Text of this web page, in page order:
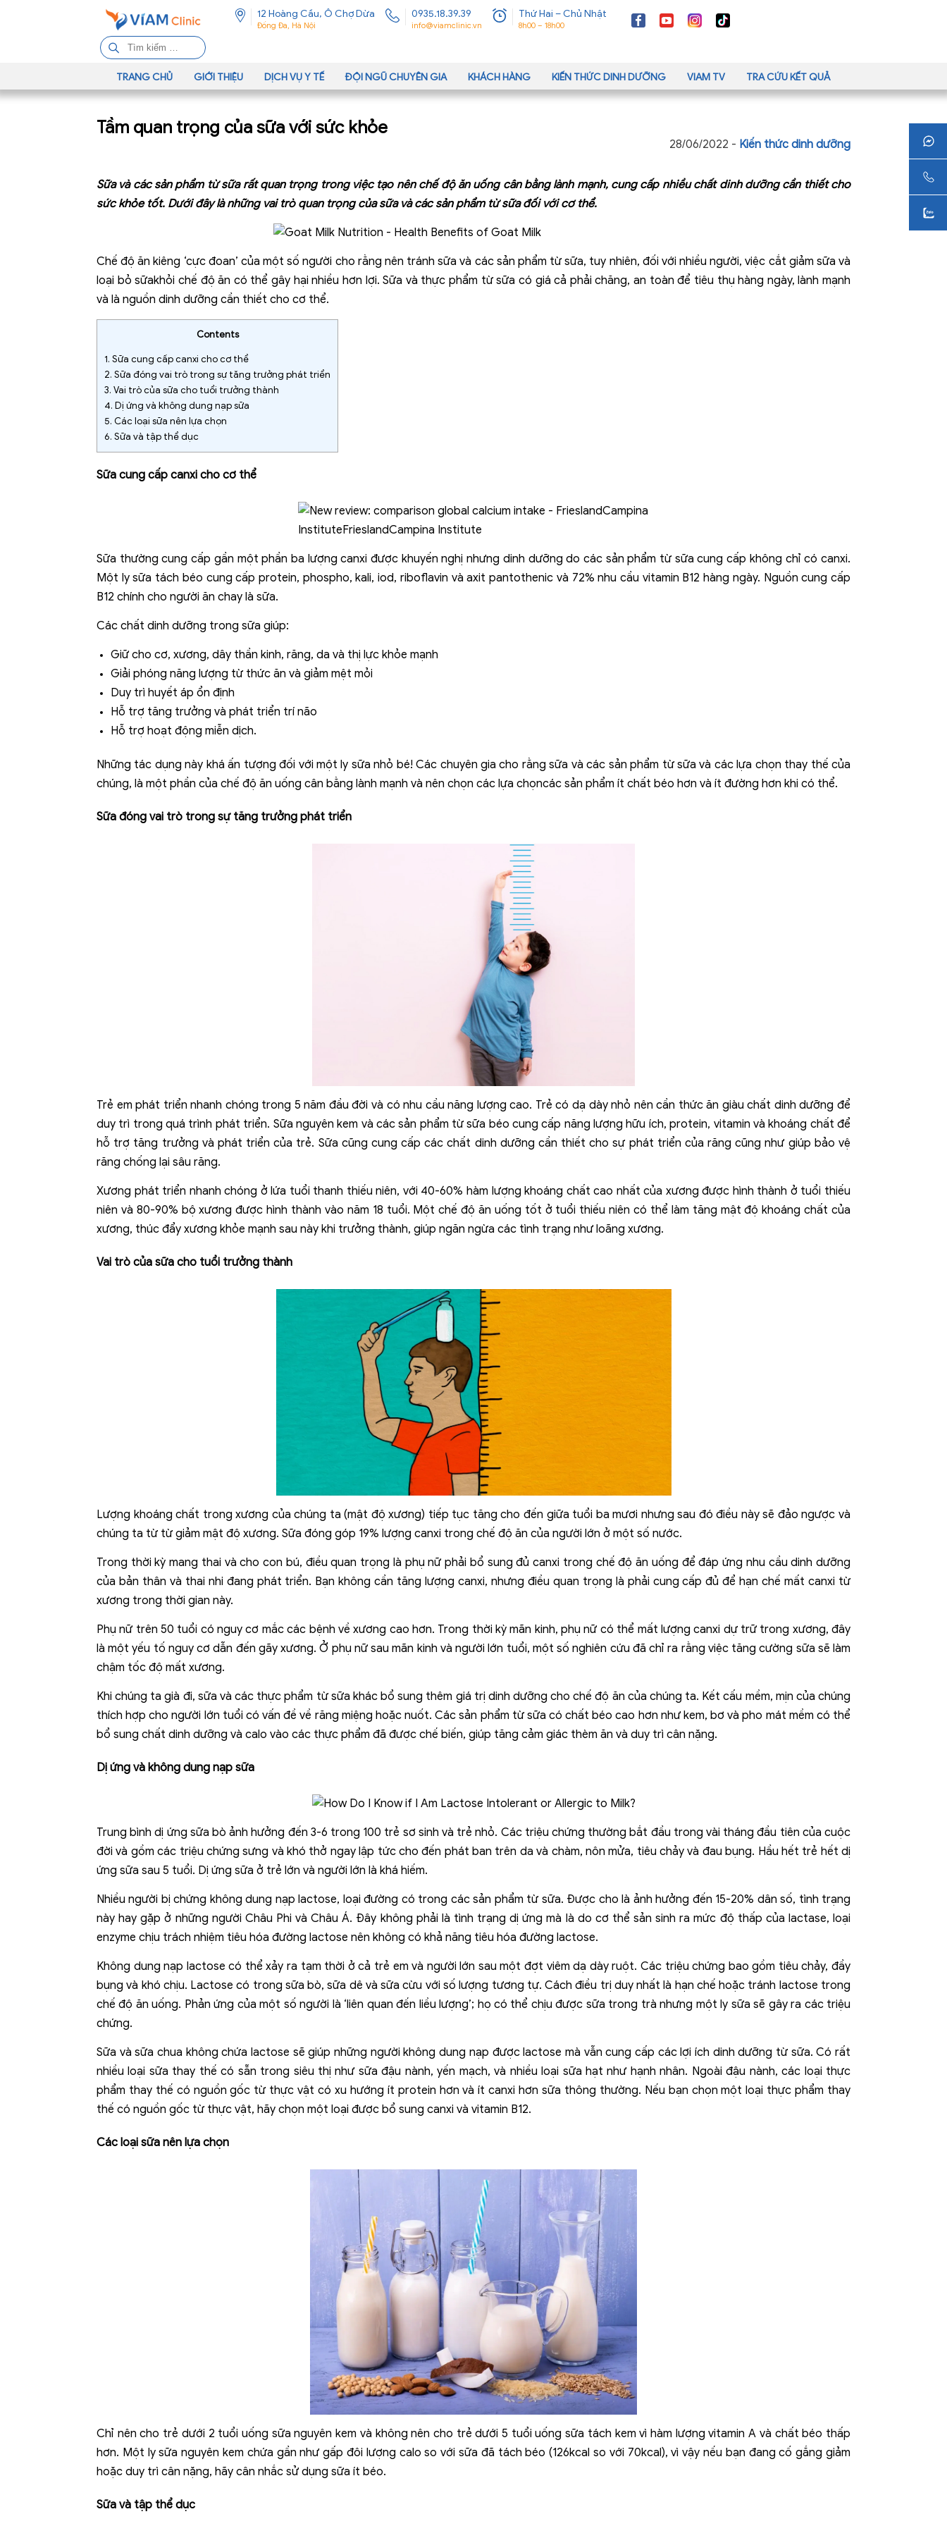
12 Hoàng Cầu, Ô Chợ Dừa
Đống Đa, Hà Nội
0935.18.39.39
info@viamclinic.vn
Thứ Hai – Chủ Nhật
8h00 – 18h00
ì
m
k
ế
o
:
TRANG CHỦ GIỚI THIỆU DỊCH VỤ Y TẾ ĐỘI NGŨ CHUYÊN GIA KHÁCH HÀNG KIẾN THỨC DINH DƯỠNG VIAM TV TRA CỨU KẾT QUẢ
Tầm quan trọng của sữa với sức khỏe
28/06/2022 - Kiến thức dinh dưỡng
Sữa và các sản phẩm từ sữa rất quan trọng trong việc tạo nên chế độ ăn uống cân bằng lành mạnh, cung cấp nhiều chất dinh dưỡng cần thiết cho
sức khỏe tốt. Dưới đây là những vai trò quan trọng của sữa và các sản phẩm từ sữa đối với cơ thể.
Chế độ ăn kiêng ‘cực đoan’ của một số người cho rằng nên tránh sữa và các sản phẩm từ sữa, tuy nhiên, đối với nhiều người, việc cắt giảm sữa và
loại bỏ sữakhỏi chế độ ăn có thể gây hại nhiều hơn lợi. Sữa và thực phẩm từ sữa có giá cả phải chăng, an toàn để tiêu thụ hàng ngày, lành mạnh
và là nguồn dinh dưỡng cần thiết cho cơ thể.
Contents
1. Sữa cung cấp canxi cho cơ thể
2. Sữa đóng vai trò trong sự tăng trưởng phát triển
3. Vai trò của sữa cho tuổi trưởng thành
4. Dị ứng và không dung nạp sữa
5. Các loại sữa nên lựa chọn
6. Sữa và tập thể dục
Sữa cung cấp canxi cho cơ thể
Sữa thường cung cấp gần một phần ba lượng canxi được khuyến nghị nhưng dinh dưỡng do các sản phẩm từ sữa cung cấp không chỉ có canxi.
Một ly sữa tách béo cung cấp protein, phospho, kali, iod, riboflavin và axit pantothenic và 72% nhu cầu vitamin B12 hàng ngày. Nguồn cung cấp
B12 chính cho người ăn chay là sữa.
Các chất dinh dưỡng trong sữa giúp:
Giữ cho cơ, xương, dây thần kinh, răng, da và thị lực khỏe mạnh
Giải phóng năng lượng từ thức ăn và giảm mệt mỏi
Duy trì huyết áp ổn định
Hỗ trợ tăng trưởng và phát triển trí não
Hỗ trợ hoạt động miễn dịch.
Những tác dụng này khá ấn tượng đối với một ly sữa nhỏ bé! Các chuyên gia cho rằng sữa và các sản phẩm từ sữa và các lựa chọn thay thế của
chúng, là một phần của chế độ ăn uống cân bằng lành mạnh và nên chọn các lựa chọncác sản phẩm ít chất béo hơn và ít đường hơn khi có thể.
Sữa đóng vai trò trong sự tăng trưởng phát triển
Trẻ em phát triển nhanh chóng trong 5 năm đầu đời và có nhu cầu năng lượng cao. Trẻ có dạ dày nhỏ nên cần thức ăn giàu chất dinh dưỡng để
duy trì trong quá trình phát triển. Sữa nguyên kem và các sản phẩm từ sữa béo cung cấp năng lượng hữu ích, protein, vitamin và khoáng chất để
hỗ trợ tăng trưởng và phát triển của trẻ. Sữa cũng cung cấp các chất dinh dưỡng cần thiết cho sự phát triển của răng cũng như giúp bảo vệ
răng chống lại sâu răng.
Xương phát triển nhanh chóng ở lứa tuổi thanh thiếu niên, với 40-60% hàm lượng khoáng chất cao nhất của xương được hình thành ở tuổi thiếu
niên và 80-90% bộ xương được hình thành vào năm 18 tuổi. Một chế độ ăn uống tốt ở tuổi thiếu niên có thể làm tăng mật độ khoáng chất của
xương, thúc đẩy xương khỏe mạnh sau này khi trưởng thành, giúp ngăn ngừa các tình trạng như loãng xương.
Vai trò của sữa cho tuổi trưởng thành
Lượng khoáng chất trong xương của chúng ta (mật độ xương) tiếp tục tăng cho đến giữa tuổi ba mươi nhưng sau đó điều này sẽ đảo ngược và
chúng ta từ từ giảm mật độ xương. Sữa đóng góp 19% lượng canxi trong chế độ ăn của người lớn ở một số nước.
Trong thời kỳ mang thai và cho con bú, điều quan trọng là phụ nữ phải bổ sung đủ canxi trong chế độ ăn uống để đáp ứng nhu cầu dinh dưỡng
của bản thân và thai nhi đang phát triển. Bạn không cần tăng lượng canxi, nhưng điều quan trọng là phải cung cấp đủ để hạn chế mất canxi từ
xương trong thời gian này.
Phụ nữ trên 50 tuổi có nguy cơ mắc các bệnh về xương cao hơn. Trong thời kỳ mãn kinh, phụ nữ có thể mất lượng canxi dự trữ trong xương, đây
là một yếu tố nguy cơ dẫn đến gãy xương. Ở phụ nữ sau mãn kinh và người lớn tuổi, một số nghiên cứu đã chỉ ra rằng việc tăng cường sữa sẽ làm
chậm tốc độ mất xương.
Khi chúng ta già đi, sữa và các thực phẩm từ sữa khác bổ sung thêm giá trị dinh dưỡng cho chế độ ăn của chúng ta. Kết cấu mềm, mịn của chúng
thích hợp cho người lớn tuổi có vấn đề về răng miệng hoặc nuốt. Các sản phẩm từ sữa có chất béo cao hơn như kem, bơ và pho mát mềm có thể
bổ sung chất dinh dưỡng và calo vào các thực phẩm đã được chế biến, giúp tăng cảm giác thèm ăn và duy trì cân nặng.
Dị ứng và không dung nạp sữa
Trung bình dị ứng sữa bò ảnh hưởng đến 3-6 trong 100 trẻ sơ sinh và trẻ nhỏ. Các triệu chứng thường bắt đầu trong vài tháng đầu tiên của cuộc
đời và gồm các triệu chứng sưng và khó thở ngay lập tức cho đến phát ban trên da và chàm, nôn mửa, tiêu chảy và đau bụng. Hầu hết trẻ hết dị
ứng sữa sau 5 tuổi. Dị ứng sữa ở trẻ lớn và người lớn là khá hiếm.
Nhiều người bị chứng không dung nạp lactose, loại đường có trong các sản phẩm từ sữa. Được cho là ảnh hưởng đến 15-20% dân số, tình trạng
này hay gặp ở những người Châu Phi và Châu Á. Đây không phải là tình trạng dị ứng mà là do cơ thể sản sinh ra mức độ thấp của lactase, loại
enzyme chịu trách nhiệm tiêu hóa đường lactose nên không có khả năng tiêu hóa đường lactose.
Không dung nạp lactose có thể xảy ra tạm thời ở cả trẻ em và người lớn sau một đợt viêm dạ dày ruột. Các triệu chứng bao gồm tiêu chảy, đầy
bụng và khó chịu. Lactose có trong sữa bò, sữa dê và sữa cừu với số lượng tương tự. Cách điều trị duy nhất là hạn chế hoặc tránh lactose trong
chế độ ăn uống. Phản ứng của một số người là ‘liên quan đến liều lượng’; họ có thể chịu được sữa trong trà nhưng một ly sữa sẽ gây ra các triệu
chứng.
Sữa và sữa chua không chứa lactose sẽ giúp những người không dung nạp được lactose mà vẫn cung cấp các lợi ích dinh dưỡng từ sữa. Có rất
nhiều loại sữa thay thế có sẵn trong siêu thị như sữa đậu nành, yến mạch, và nhiều loại sữa hạt như hạnh nhân. Ngoài đậu nành, các loại thực
phẩm thay thế có nguồn gốc từ thực vật có xu hướng ít protein hơn và ít canxi hơn sữa thông thường. Nếu bạn chọn một loại thực phẩm thay
thế có nguồn gốc từ thực vật, hãy chọn một loại được bổ sung canxi và vitamin B12.
Các loại sữa nên lựa chọn
Chỉ nên cho trẻ dưới 2 tuổi uống sữa nguyên kem và không nên cho trẻ dưới 5 tuổi uống sữa tách kem vì hàm lượng vitamin A và chất béo thấp
hơn. Một ly sữa nguyên kem chứa gần như gấp đôi lượng calo so với sữa đã tách béo (126kcal so với 70kcal), vì vậy nếu bạn đang cố gắng giảm
hoặc duy trì cân nặng, hãy cân nhắc sử dụng sữa ít béo.
Sữa và tập thể dục